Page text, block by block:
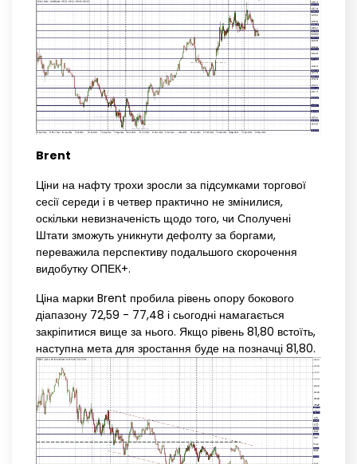
Brent
Ціни на нафту трохи зросли за підсумками торгової
сесії середи і в четвер практично не змінилися,
оскільки невизначеність щодо того, чи Сполучені
Штати зможуть уникнути дефолту за боргами,
переважила перспективу подальшого скорочення
видобутку ОПЕК+.
Ціна марки Brent пробила рівень опору бокового
діапазону 72,59 - 77,48 і сьогодні намагається
закріпитися вище за нього. Якщо рівень 81,80 встоїть,
наступна мета для зростання буде на позначці 81,80.